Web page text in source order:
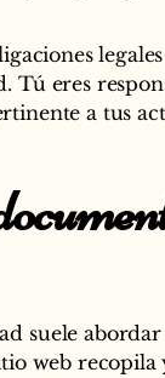
Tú eres
a tus
suele
web